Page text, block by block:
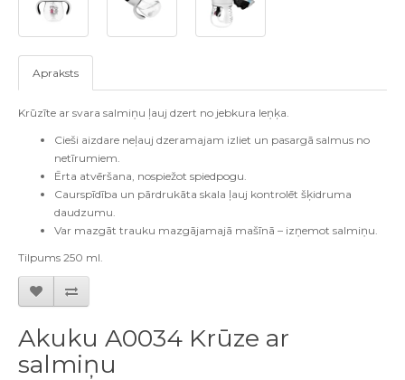
Apraksts
Krūzīte ar svara salmiņu ļauj dzert no jebkura leņķa.
Cieši aizdare neļauj dzeramajam izliet un pasargā salmus no
netīrumiem.
Ērta atvēršana, nospiežot spiedpogu.
Caurspīdība un pārdrukāta skala ļauj kontrolēt šķidruma
daudzumu.
Var mazgāt trauku mazgājamajā mašīnā – izņemot salmiņu.
Tilpums 250 ml.
Akuku A0034 Krūze ar
salmiņu